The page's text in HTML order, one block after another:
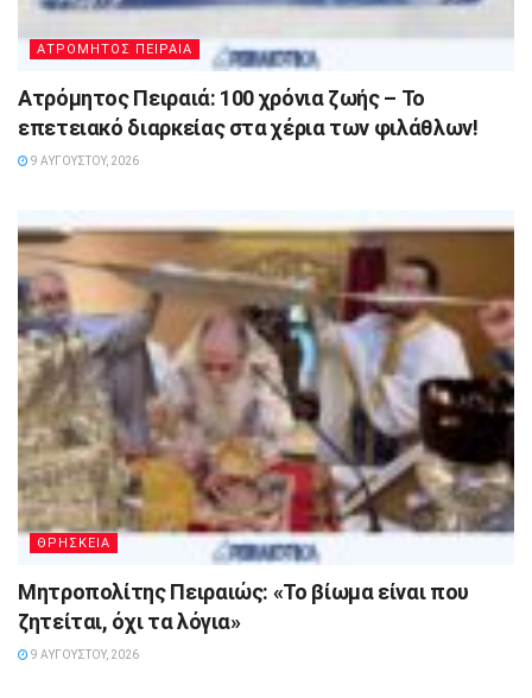
ΑΤΡΟΜΗΤΟΣ ΠΕΙΡΑΙΑ
Ατρόμητος Πειραιά: 100 χρόνια ζωής – Το
επετειακό διαρκείας στα χέρια των φιλάθλων!
9 ΑΥΓΟΎΣΤΟΥ, 2026
ΘΡΗΣΚΕΙΑ
Μητροπολίτης Πειραιώς: «Το βίωμα είναι που
ζητείται, όχι τα λόγια»
9 ΑΥΓΟΎΣΤΟΥ, 2026